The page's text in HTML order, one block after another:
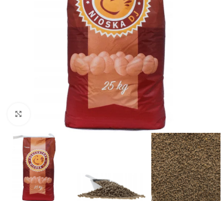
Kliknij aby powiększyć